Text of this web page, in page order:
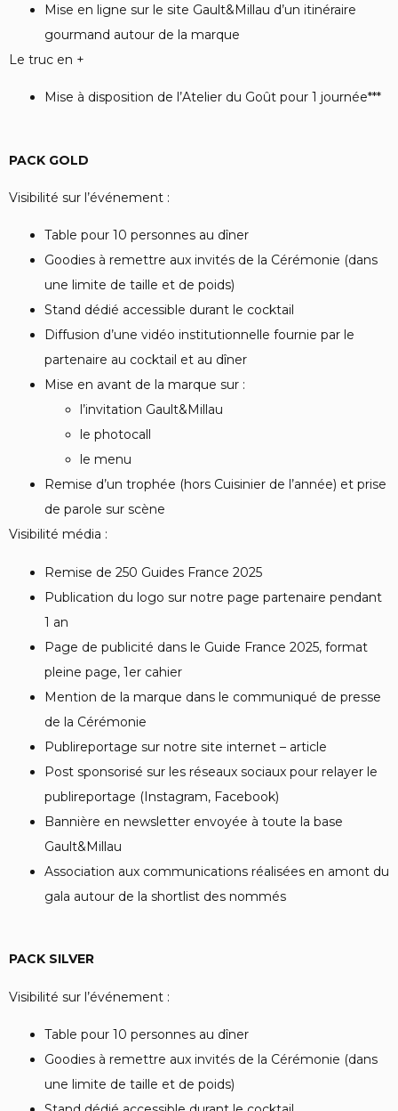
Mise en ligne sur le site Gault&Millau d’un itinéraire
gourmand autour de la marque
Le truc en +
Mise à disposition de l’Atelier du Goût pour 1 journée***
PACK GOLD
Visibilité sur l’événement :
Table pour 10 personnes au dîner
Goodies à remettre aux invités de la Cérémonie (dans
une limite de taille et de poids)
Stand dédié accessible durant le cocktail
Diffusion d’une vidéo institutionnelle fournie par le
partenaire au cocktail et au dîner
Mise en avant de la marque sur :
l’invitation Gault&Millau
le photocall
le menu
Remise d’un trophée (hors Cuisinier de l’année) et prise
de parole sur scène
Visibilité média :
Remise de 250 Guides France 2025
Publication du logo sur notre page partenaire pendant
1 an
Page de publicité dans le Guide France 2025, format
pleine page, 1er cahier
Mention de la marque dans le communiqué de presse
de la Cérémonie
Publireportage sur notre site internet – article
Post sponsorisé sur les réseaux sociaux pour relayer le
publireportage (Instagram, Facebook)
Bannière en newsletter envoyée à toute la base
Gault&Millau
Association aux communications réalisées en amont du
gala autour de la shortlist des nommés
PACK SILVER
Visibilité sur l’événement :
Table pour 10 personnes au dîner
Goodies à remettre aux invités de la Cérémonie (dans
une limite de taille et de poids)